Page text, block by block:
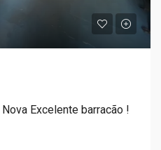
Excelente barracão !